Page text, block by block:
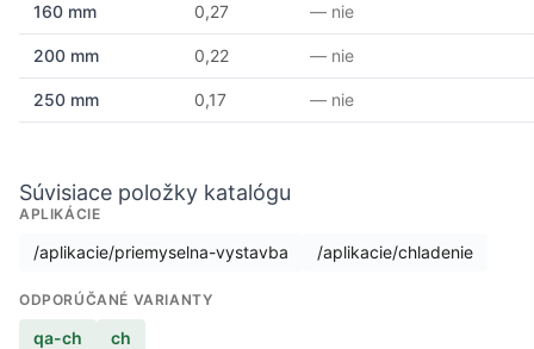
160 mm 0,27 — nie
200 mm 0,22 — nie
250 mm 0,17 — nie
Súvisiace položky katalógu
APLIKÁCIE
/aplikacie/priemyselna-vystavba /aplikacie/chladenie
ODPORÚČANÉ VARIANTY
qa-ch ch